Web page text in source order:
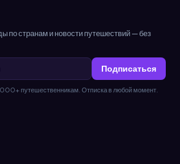
по странам и новости путешествий — без
Подписаться
путешественникам. Отписка в любой момент.